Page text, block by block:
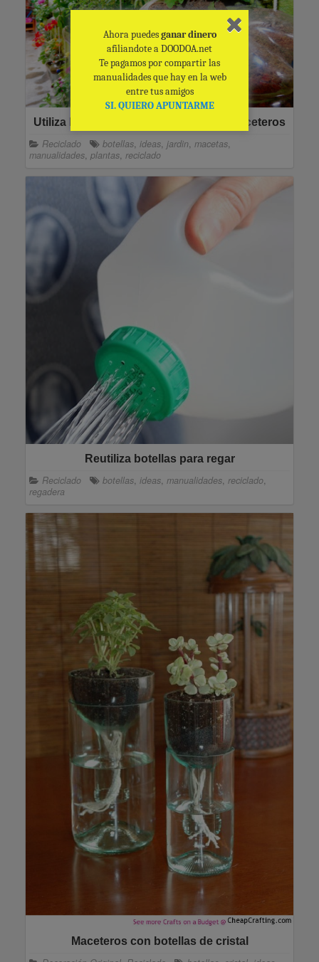
Utiliza las botellas de plástico como maceteros
Reciclado botellas, ideas, jardin, macetas,
manualidades, plantas, reciclado
Reutiliza botellas para regar
Reciclado botellas, ideas, manualidades, reciclado,
regadera
Maceteros con botellas de cristal
Ahora puedesganar dinero
afiliandote a DOODOA.net
Te pagamos por compartir las
manualidades que hay en la web
entre tus amigos
SI. QUIERO APUNTARME